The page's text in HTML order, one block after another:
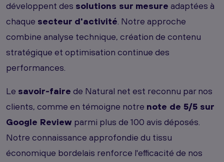
développent des solutions sur mesure adaptées à
chaque secteur d'activité. Notre approche
combine analyse technique, création de contenu
stratégique et optimisation continue des
performances.
Le savoir-faire de Natural net est reconnu par nos
clients, comme en témoigne notre note de 5/5 sur
Google Review parmi plus de 100 avis déposés.
Notre connaissance approfondie du tissu
économique bordelais renforce l'efficacité de nos